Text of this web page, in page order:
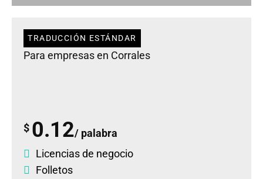
TRADUCCIÓN ESTÁNDAR
Para empresas en Corrales
$ 0.12/ palabra
Licencias de negocio
Folletos